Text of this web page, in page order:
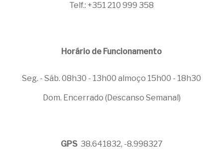
Telf.: +351 210 999 358
Horário de Funcionamento
Seg. - Sáb. 08h30 - 13h00 almoço 15h00 - 18h30
Dom. Encerrado (Descanso Semanal)
GPS 38.641832, -8.998327